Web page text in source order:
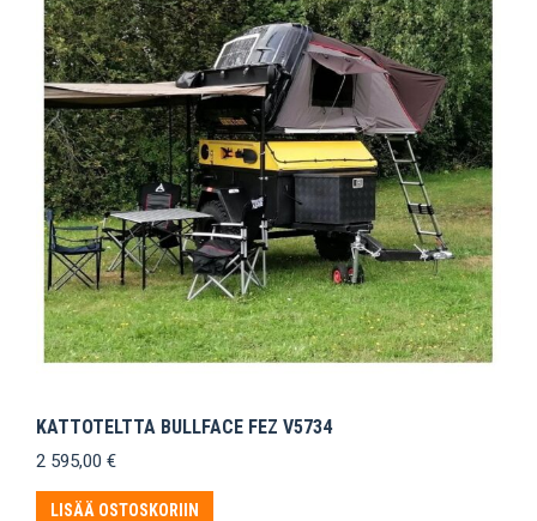
KATTOTELTTA BULLFACE FEZ V5734
2 595,00 €
LISÄÄ OSTOSKORIIN